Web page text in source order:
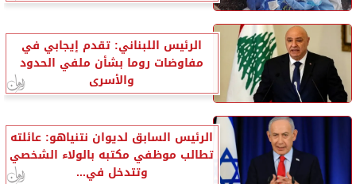
الرئيس اللبناني: تقدم إيجابي في
مفاوضات روما بشأن ملفي الحدود
والأسرى
الرئيس السابق لديوان نتنياهو: عائلته
تطالب موظفي مكتبه بالولاء الشخصي
وتتدخل في...